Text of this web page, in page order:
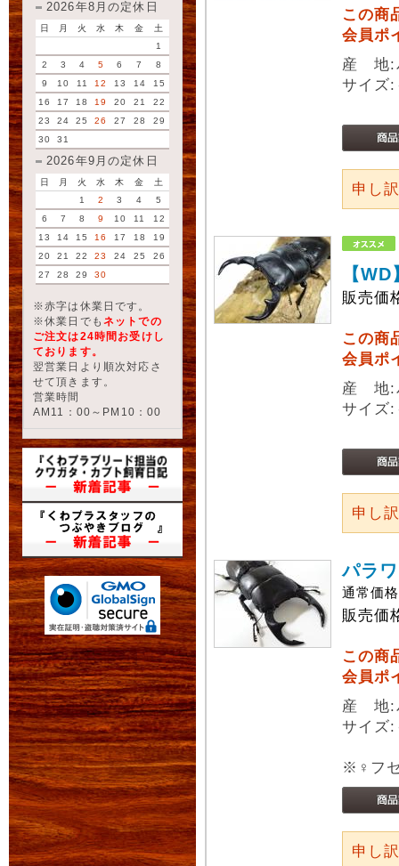
2026年8月の定休日
日 月 火 水 木 金
土
1
2
3 4 5 6 7
8
9
10 11 12 13 14
15
16
17 18 19 20 21
22
23
24 25 26 27 28
29
30
31
2026年9月の定休日
日 月 火 水 木 金
土
1
2 3 4
5
6
7 8 9 10 11
12
13
14 15 16 17 18
19
20
21 22 23 24 25
26
27
28 29 30
※赤字は休業日です。
※休業日でも ネットでの
ご注文は24時間お受けし
ております。
翌営業日より順次対応さ
せて頂きます。
営業時間
AM11：00～PM10：00
この商
会員ポ
産 地:
サイ
申し
【
販売価
この商
会員ポ
産 地:
サイ
申し
パラ
通常価
販売価
この商
会員ポ
産 地:
サイ
※♀フ
申し